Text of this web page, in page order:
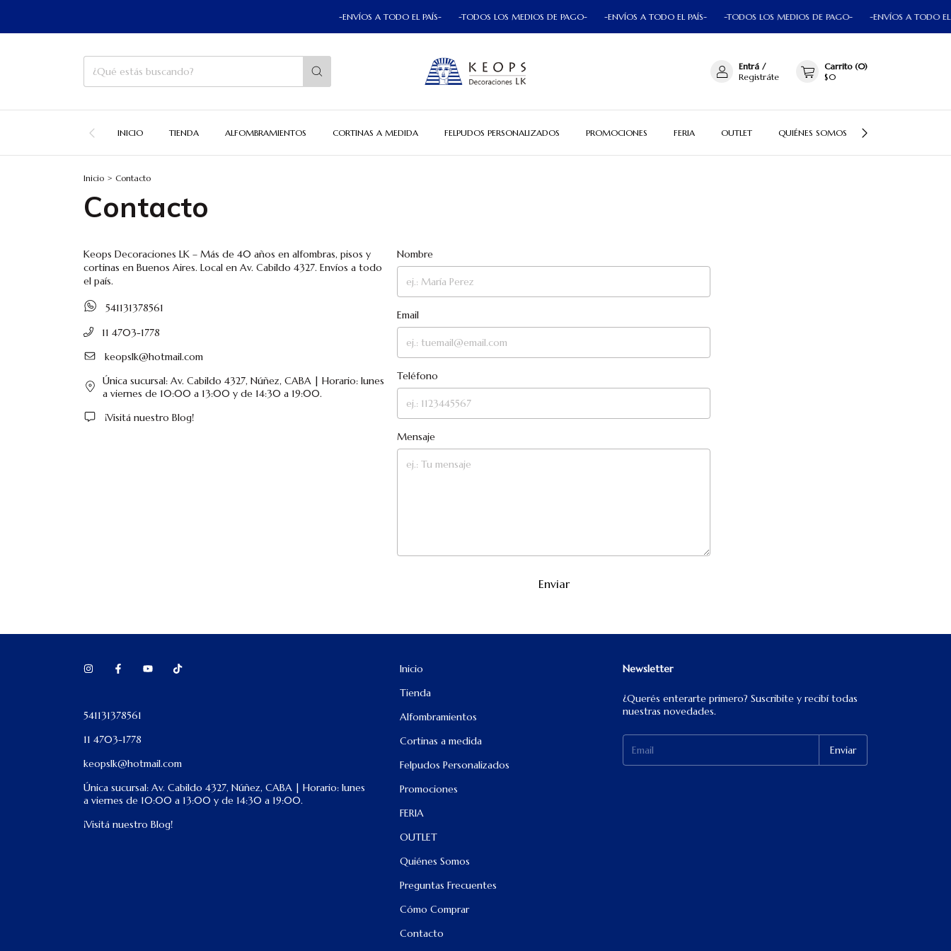
-ENVÍOS A TODO EL PAÍS- -TODOS LOS MEDIOS DE PAGO- -ENVÍOS A TODO EL PAÍS- -TODOS LOS MEDIOS DE PAGO- -ENVÍOS A TODO EL
Entrá /
Registráte
Carrito (0)
$0
INICIO TIENDA ALFOMBRAMIENTOS CORTINAS A MEDIDA FELPUDOS PERSONALIZADOS PROMOCIONES FERIA OUTLET QUIÉNES SOMOS
Inicio > Contacto
Contacto
Keops Decoraciones LK – Más de 40 años en alfombras, pisos y
cortinas en Buenos Aires. Local en Av. Cabildo 4327. Envíos a todo
el país.
541131378561
11 4703-1778
keopslk@hotmail.com
Única sucursal: Av. Cabildo 4327, Núñez, CABA | Horario: lunes
a viernes de 10:00 a 13:00 y de 14:30 a 19:00.
¡Visitá nuestro Blog!
Nombre
Email
Teléfono
Mensaje
Enviar
541131378561
11 4703-1778
keopslk@hotmail.com
Única sucursal: Av. Cabildo 4327, Núñez, CABA | Horario: lunes
a viernes de 10:00 a 13:00 y de 14:30 a 19:00.
¡Visitá nuestro Blog!
Inicio
Tienda
Alfombramientos
Cortinas a medida
Felpudos Personalizados
Promociones
FERIA
OUTLET
Quiénes Somos
Preguntas Frecuentes
Cómo Comprar
Contacto
Newsletter
¿Querés enterarte primero? Suscribite y recibí todas
nuestras novedades.